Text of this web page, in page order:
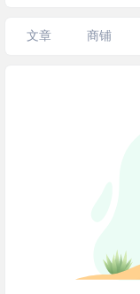
文章 商铺